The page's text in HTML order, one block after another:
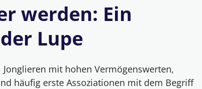
werden: Ein
Lupe
mit hohen Vermögenswerten,
häufig erste Assoziationen mit dem Begriff